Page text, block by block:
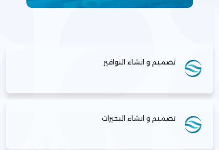
تصميم و انشاء النوافير
تصميم و انشاء البحيرات